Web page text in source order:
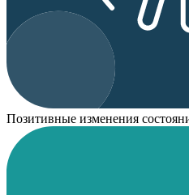
Позитивные изменения